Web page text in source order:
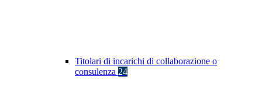
Titolari di incarichi di collaborazione o
consulenza 24